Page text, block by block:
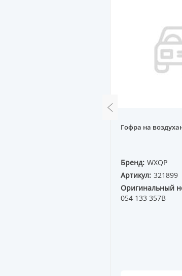
Гофра на
Бренд: WXQP
Артикул: 321899
Оригинальный
054 133 357B